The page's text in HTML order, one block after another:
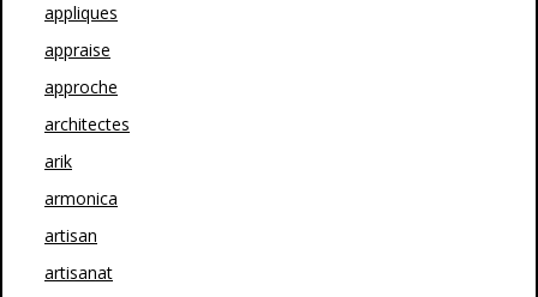
appliques
appraise
approche
architectes
arik
armonica
artisan
artisanat